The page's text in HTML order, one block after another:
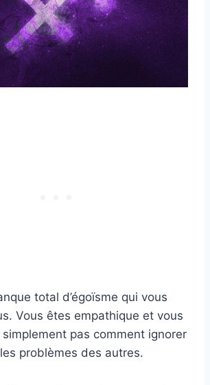
total d’égoïsme qui vous
Vous êtes empathique et vous
pas comment ignorer
problèmes des autres.